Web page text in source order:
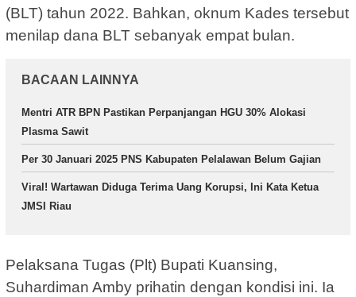
(BLT) tahun 2022. Bahkan, oknum Kades tersebut
menilap dana BLT sebanyak empat bulan.
BACAAN LAINNYA
Mentri ATR BPN Pastikan Perpanjangan HGU 30% Alokasi
Plasma Sawit
Per 30 Januari 2025 PNS Kabupaten Pelalawan Belum Gajian
Viral! Wartawan Diduga Terima Uang Korupsi, Ini Kata Ketua
JMSI Riau
Pelaksana Tugas (Plt) Bupati Kuansing,
Suhardiman Amby prihatin dengan kondisi ini. Ia